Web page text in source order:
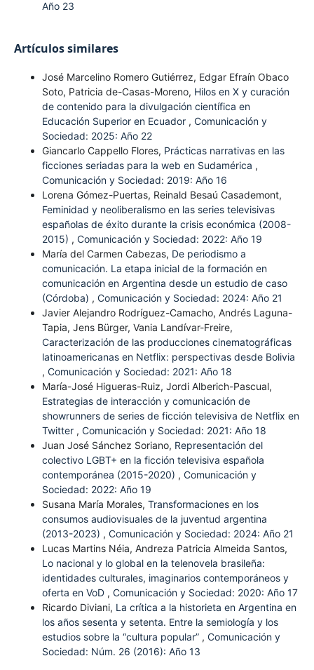
Año 23
Artículos similares
José Marcelino Romero Gutiérrez, Edgar Efraín Obaco
Soto, Patricia de-Casas-Moreno, Hilos en X y curación
de contenido para la divulgación científica en
Educación Superior en Ecuador , Comunicación y
Sociedad: 2025: Año 22
Giancarlo Cappello Flores, Prácticas narrativas en las
ficciones seriadas para la web en Sudamérica ,
Comunicación y Sociedad: 2019: Año 16
Lorena Gómez-Puertas, Reinald Besaú Casademont,
Feminidad y neoliberalismo en las series televisivas
españolas de éxito durante la crisis económica (2008-
2015) , Comunicación y Sociedad: 2022: Año 19
María del Carmen Cabezas, De periodismo a
comunicación. La etapa inicial de la formación en
comunicación en Argentina desde un estudio de caso
(Córdoba) , Comunicación y Sociedad: 2024: Año 21
Javier Alejandro Rodríguez-Camacho, Andrés Laguna-
Tapia, Jens Bürger, Vania Landívar-Freire,
Caracterización de las producciones cinematográficas
latinoamericanas en Netflix: perspectivas desde Bolivia
, Comunicación y Sociedad: 2021: Año 18
María-José Higueras-Ruiz, Jordi Alberich-Pascual,
Estrategias de interacción y comunicación de
showrunners de series de ficción televisiva de Netflix en
Twitter , Comunicación y Sociedad: 2021: Año 18
Juan José Sánchez Soriano, Representación del
colectivo LGBT+ en la ficción televisiva española
contemporánea (2015-2020) , Comunicación y
Sociedad: 2022: Año 19
Susana María Morales, Transformaciones en los
consumos audiovisuales de la juventud argentina
(2013-2023) , Comunicación y Sociedad: 2024: Año 21
Lucas Martins Néia, Andreza Patricia Almeida Santos,
Lo nacional y lo global en la telenovela brasileña:
identidades culturales, imaginarios contemporáneos y
oferta en VoD , Comunicación y Sociedad: 2020: Año 17
Ricardo Diviani, La crítica a la historieta en Argentina en
los años sesenta y setenta. Entre la semiología y los
estudios sobre la “cultura popular” , Comunicación y
Sociedad: Núm. 26 (2016): Año 13